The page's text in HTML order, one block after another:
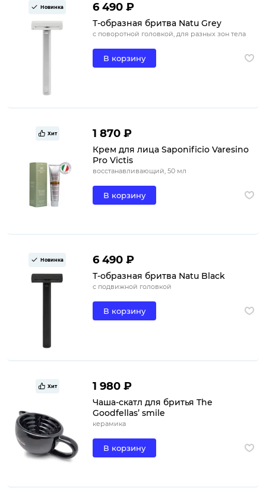
Новинка 6 490 ₽
Т-образная бритва Natu Grey
с поворотной головкой, для разных зон тела
В корзину
Хит 1 870 ₽
Крем для лица Saponificio Varesino
Pro Victis
восстанавливающий, 50 мл
В корзину
Новинка 6 490 ₽
Т-образная бритва Natu Black
с подвижной головкой
В корзину
Хит 1 980 ₽
Чаша-скатл для бритья The
Goodfellas’ smile
керамика
В корзину